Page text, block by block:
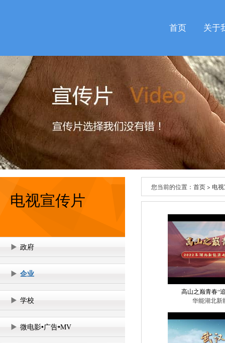
首页 关于
电视宣传片
政府
企业
学校
微电影•广告•MV
您当前的位置： 首页> 电
高山之巅青春“
华能湖北新